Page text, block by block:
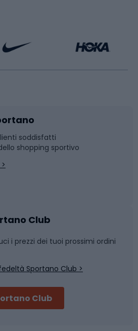
soddisfatti
shopping sportivo
Club
i prezzi dei tuoi prossimi ordini
Sportano Club >
Club